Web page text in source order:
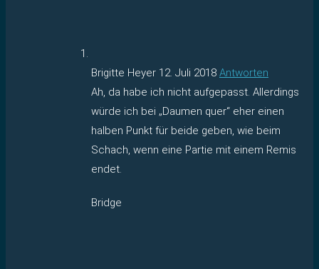
Brigitte Heyer 12. Juli 2018 Antworten
Ah, da habe ich nicht aufgepasst. Allerdings
würde ich bei „Daumen quer“ eher einen
halben Punkt für beide geben, wie beim
Schach, wenn eine Partie mit einem Remis
endet.
Bridge